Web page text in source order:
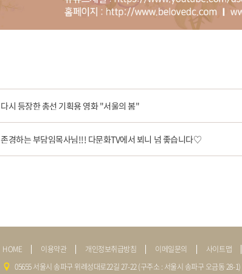
다시 등장한 총선 기획용 영화 "서울의 봄"
존경하는 부담임목사님!!! 다문화TV에서 뵈니 넘 좋습니다♡
HOME 이용약관 개인정보취급방침 이메일문의 사이트맵
05655 서울시 송파구 위례성대로22길 27-22 (구주소 : 서울시 송파구 오금동 28-1)